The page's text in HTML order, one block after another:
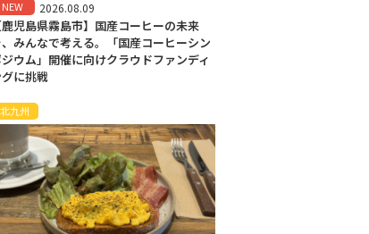
NEW 2026.08.09
鹿児島県霧島市】国産コーヒーの未来
みんなで考える。「国産コーヒーシン
ウム」開催に向けクラウドファンディ
グに挑戦
北九州